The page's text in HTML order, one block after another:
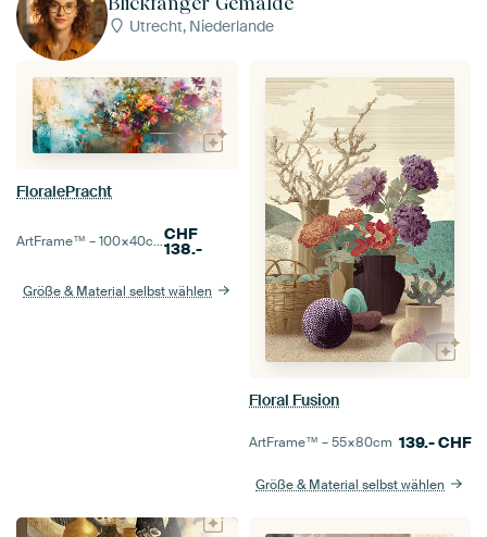
Utrecht, Niederlande
FloralePracht
ArtFrame™ –100×40cm CHF
138.-
Größe & Material selbst wählen
Floral Fusion
ArtFrame™ –55×80cm 139.-CHF
Größe & Material selbst wählen